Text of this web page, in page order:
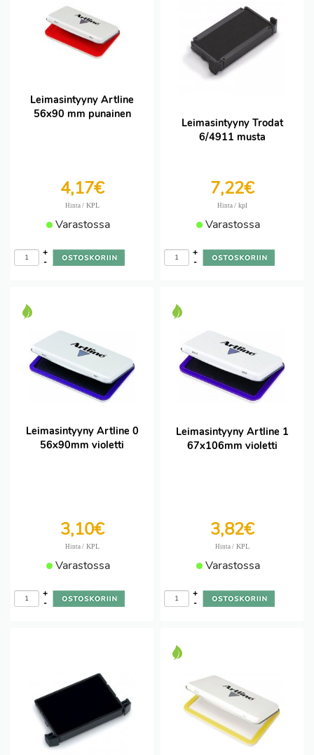
Leimasintyyny Artline
56x90 mm punainen
4,17€
Hinta / KPL
Varastossa
-
+
Leimasintyyny Trodat
6/4911 musta
7,22€
Hinta / kpl
Varastossa
-
+
Leimasintyyny Artline 0
56x90mm violetti
3,10€
Hinta / KPL
Varastossa
-
+
Leimasintyyny Artline 1
67x106mm violetti
3,82€
Hinta / KPL
Varastossa
-
+